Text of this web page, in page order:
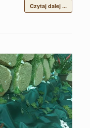
Czytaj dalej ...